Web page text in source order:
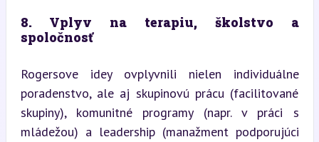
8. Vplyv na terapiu, školstvo a
spoločnosť
Rogersove idey ovplyvnili nielen individuálne
poradenstvo, ale aj skupinovú prácu (facilitované
skupiny), komunitné programy (napr. v práci s
mládežou) a leadership (manažment podporujúci